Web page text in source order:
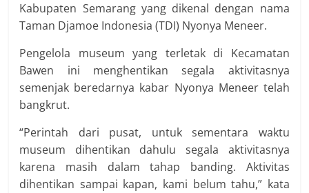
Kabupaten Semarang yang dikenal dengan nama
Taman Djamoe Indonesia (TDI) Nyonya Meneer.
Pengelola museum yang terletak di Kecamatan
Bawen ini menghentikan segala aktivitasnya
semenjak beredarnya kabar Nyonya Meneer telah
bangkrut.
“Perintah dari pusat, untuk sementara waktu
museum dihentikan dahulu segala aktivitasnya
karena masih dalam tahap banding. Aktivitas
dihentikan sampai kapan, kami belum tahu,” kata